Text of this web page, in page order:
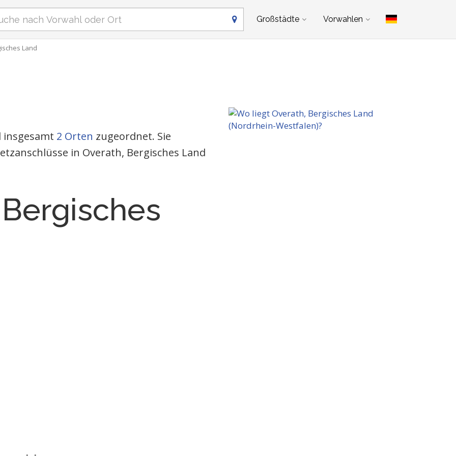
Großstädte Vorwahlen
Land
insgesamt 2 Orten zugeordnet. Sie
in Overath, Bergisches Land